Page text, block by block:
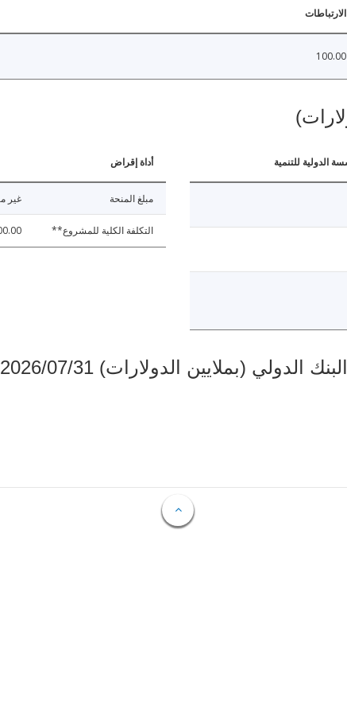
الارتباطات
100.00
الدولية للتنمية أداة إقراض
مبلغ المنحة غير
التكلفة الكلية للمشروع**
(بملايين الدولارات) 2026/07/31